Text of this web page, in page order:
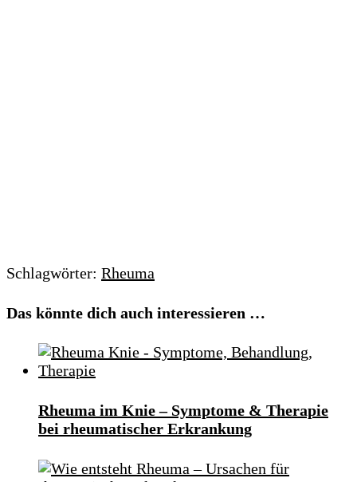
Schlagwörter: Rheuma
Das könnte dich auch interessieren …
Rheuma im Knie – Symptome & Therapie
bei rheumatischer Erkrankung